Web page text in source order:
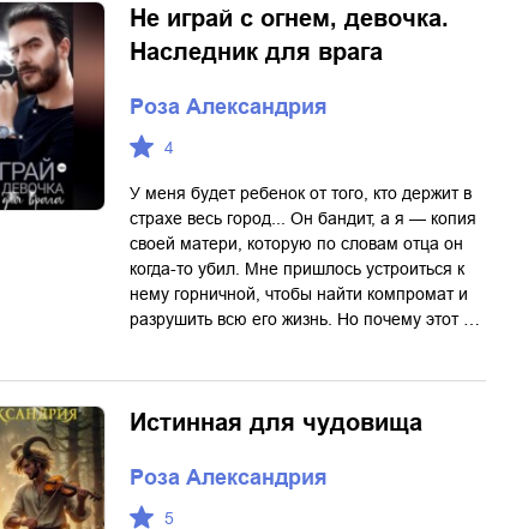
Не играй с огнем, девочка.
Наследник для врага
Роза Александрия
4
У меня будет ребенок от того, кто держит в
страхе весь город... Он бандит, а я — копия
своей матери, которую по словам отца он
когда-то убил. Мне пришлось устроиться к
нему горничной, чтобы найти компромат и
разрушить всю его жизнь. Но почему этот …
Истинная для чудовища
Роза Александрия
5